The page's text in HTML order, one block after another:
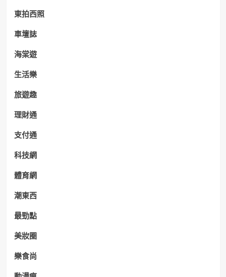
東拍西照
車壇誌
海棠遊
生活樂
旅遊趣
理財通
支付通
科技網
體育網
潮東西
最勁點
美妝圈
樂食尚